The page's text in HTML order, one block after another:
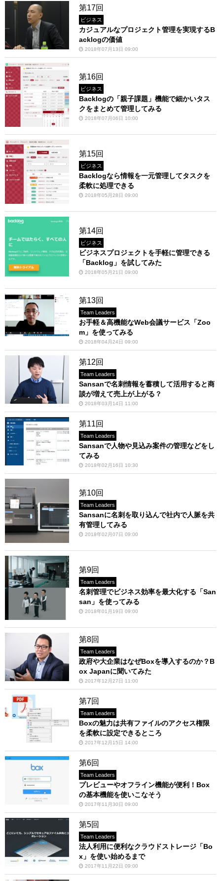
第17回
ビジネス
カジュアルなプロジェクト管理を実現するB
acklogの価値
2018年07月13日 09:00
第16回
ビジネス
Backlogの「親子課題」機能で細かいタス
クをまとめて管理してみる
2018年07月06日 10:00
第15回
ビジネス
Backlogなら情報を一元管理してタスクを
柔軟に処理できる
2018年05月28日 09:00
第14回
ビジネス
ビジネスプロジェクトを手軽に管理できる
「Backlog」を試してみた
2018年05月21日 09:00
第13回
Team Leaders
お手軽＆高機能なWeb会議サービス「Zoo
m」を使ってみる
2018年04月24日 09:00
第12回
Team Leaders
Sansanで名刺情報を蓄積して活用すると商
談が増えて売上が上がる？
2018年03月14日 11:00
第11回
Team Leaders
Sansanで人物や見込み案件の管理などをし
てみる
2018年02月16日 10:30
第10回
Team Leaders
Sansanに名刺を取り込んで社内で人脈を共
有管理してみる
2018年02月07日 09:00
第9回
Team Leaders
名刺管理でビジネス効率を最大化する「San
san」を使ってみる
2018年01月19日 09:00
第8回
Team Leaders
政府や大企業はなぜBoxを導入するのか？B
ox Japanに聞いてみた
2017年12月27日 11:00
第7回
Team Leaders
Boxの魅力は共有ファイルのアクセス権限
を柔軟に設定できるところ
2017年12月15日 14:00
第6回
Team Leaders
プレビューやオフライン機能が便利！Box
の基本機能を使いこなそう
2017年11月30日 09:00
第5回
Team Leaders
法人利用に便利なクラウドストレージ「Bo
x」を使い始めるまで
2017年11月22日 09:00